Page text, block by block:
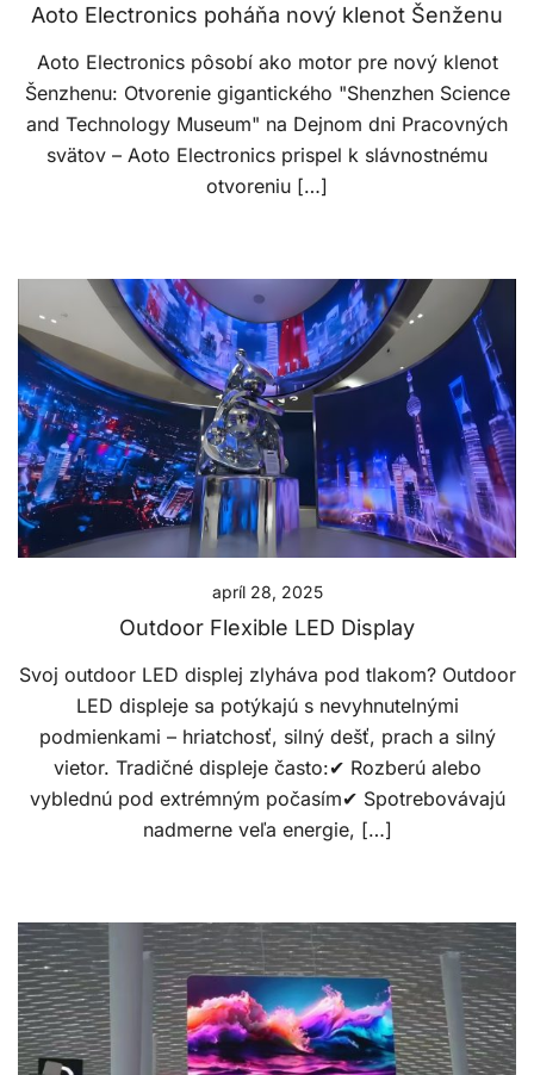
Aoto Electronics poháňa nový klenot Šenženu
Aoto Electronics pôsobí ako motor pre nový klenot
Šenzhenu: Otvorenie gigantického "Shenzhen Science
and Technology Museum" na Dejnom dni Pracovných
svätov – Aoto Electronics prispel k slávnostnému
otvoreniu […]
apríl 28, 2025
Outdoor Flexible LED Display
Svoj outdoor LED displej zlyháva pod tlakom? Outdoor
LED displeje sa potýkajú s nevyhnutelnými
podmienkami – hriatchosť, silný dešť, prach a silný
vietor. Tradičné displeje často:✔ Rozberú alebo
vyblednú pod extrémným počasím✔ Spotrebovávajú
nadmerne veľa energie, […]